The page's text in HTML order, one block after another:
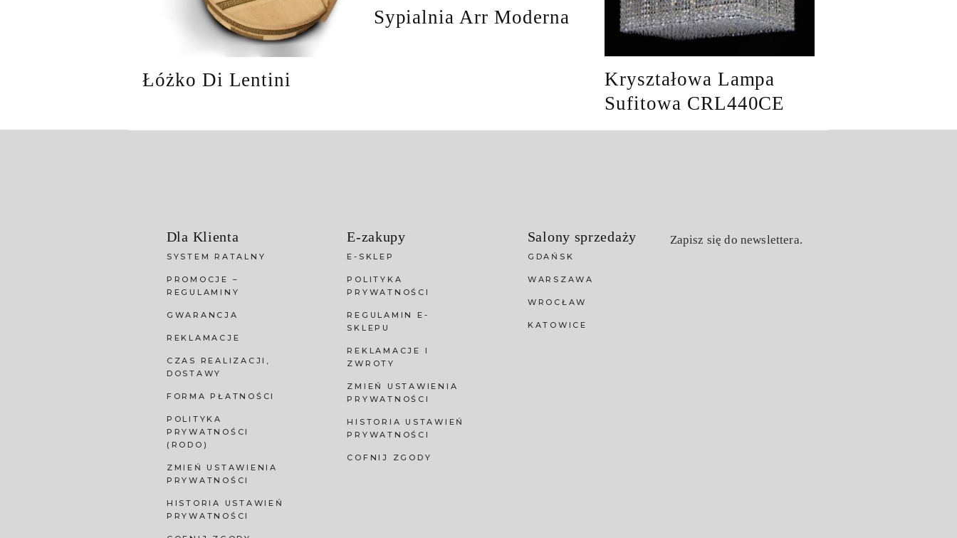
Łóżko Di Lentini
Sypialnia Arr Moderna
Kryształowa Lampa
Sufitowa CRL440CE
Dla Klienta
SYSTEM RATALNY
PROMOCJE –
REGULAMINY
GWARANCJA
REKLAMACJE
CZAS REALIZACJI,
DOSTAWY
FORMA PŁATNOŚCI
POLITYKA
PRYWATNOŚCI
(RODO)
ZMIEŃ USTAWIENIA
PRYWATNOŚCI
HISTORIA USTAWIEŃ
PRYWATNOŚCI
E-zakupy
E-SKLEP
POLITYKA
PRYWATNOŚCI
REGULAMIN E-
SKLEPU
REKLAMACJE I
ZWROTY
ZMIEŃ USTAWIENIA
PRYWATNOŚCI
HISTORIA USTAWIEŃ
PRYWATNOŚCI
COFNIJ ZGODY
Salony sprzedaży
GDAŃSK
WARSZAWA
WROCŁAW
KATOWICE
Zapisz się do newslettera.